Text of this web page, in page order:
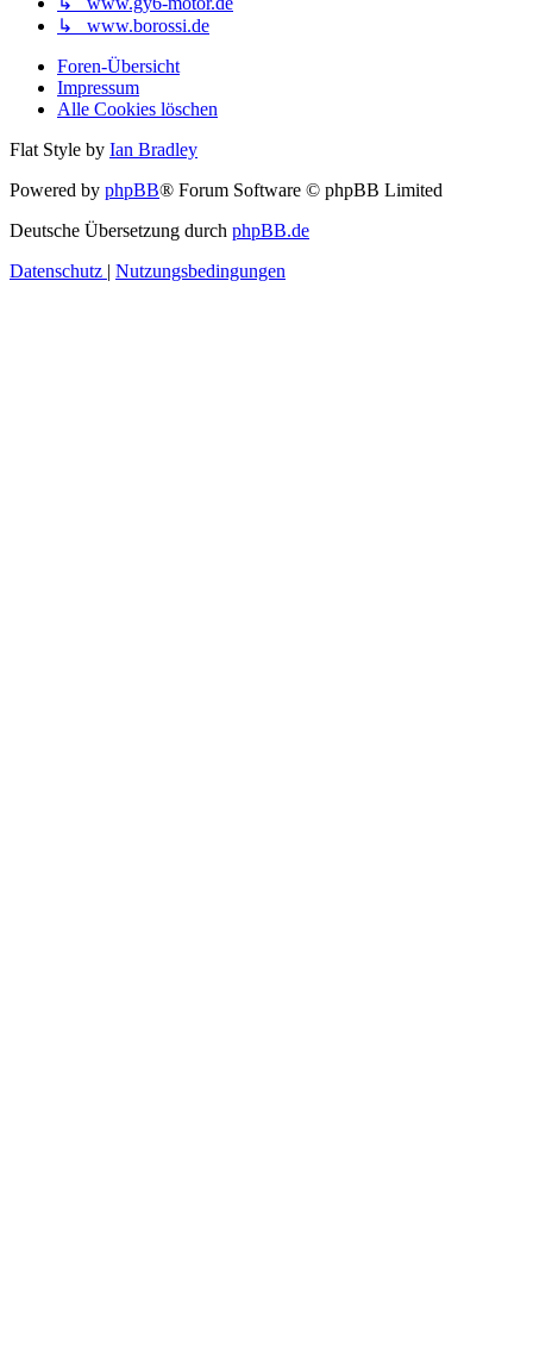
↳ www.borossi.de
Foren-Übersicht
Impressum
Alle Cookies löschen
Flat Style by Ian Bradley
Powered by phpBB® Forum Software © phpBB Limited
Deutsche Übersetzung durch phpBB.de
Datenschutz | Nutzungsbedingungen